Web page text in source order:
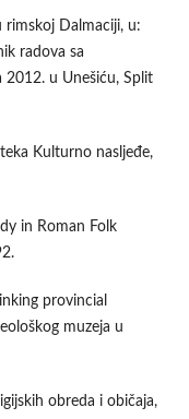
rimskoj Dalmaciji, u:
radova sa
2012. u Unešiću, Split
Kulturno nasljeđe,
in Roman Folk
provincial
muzeja u
obreda i običaja,